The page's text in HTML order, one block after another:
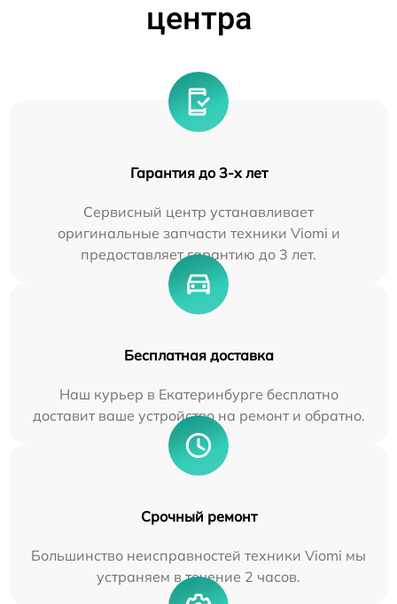
центра
Гарантия до 3-х лет
Сервисный центр устанавливает
оригинальные запчасти техники Viomi и
предоставляет гарантию до 3 лет.
Бесплатная доставка
Наш курьер в Екатеринбурге бесплатно
доставит ваше устройство на ремонт и обратно.
Срочный ремонт
Большинство неисправностей техники Viomi мы
устраняем в течение 2 часов.